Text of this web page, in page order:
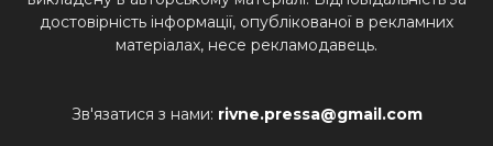
достовірність інформації, опублікованої в рекламних
матеріалах, несе рекламодавець.
Зв'язатися з нами: rivne.pressa@gmail.com